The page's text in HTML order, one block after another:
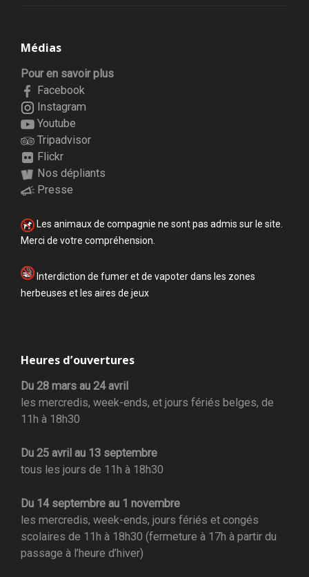
Médias
Pour en savoir plus
Facebook
Instagram
Youtube
Tripadvisor
Flickr
Nos dépliants
Presse
Les animaux de compagnie ne sont pas admis sur le site.
Merci de votre compréhension.
Interdiction de fumer et de vapoter dans les zones
herbeuses et les aires de jeux
Heures d’ouvertures
Du 28 mars au 24 avril
les mercredis, week-ends, et jours fériés belges, de
11h à 18h30
Du 25 avril au 13 septembre
tous les jours de 11h à 18h30
Du 14 septembre au 1 novembre
les mercredis, week-ends, jours fériés et congés
scolaires de 11h à 18h30 (fermeture à 17h à partir du
passage à l’heure d’hiver)